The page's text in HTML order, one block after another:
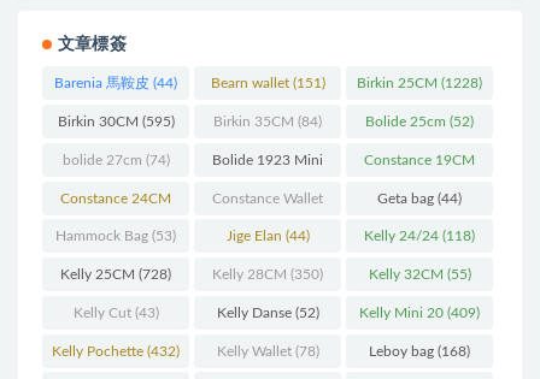
文章標簽
Barenia 馬鞍皮 (44) Bearn wallet(151) Birkin 25CM (1228)
Birkin 30CM (595) Birkin 35CM (84) Bolide 25cm (52)
bolide 27cm (74) Bolide 1923 Mini
(93)
Constance 19CM
(571)
Constance 24CM
(216)
Constance Wallet
(60)
Geta bag (44)
Hammock Bag (53) Jige Elan (44) Kelly 24/24 (118)
Kelly 25CM (728) Kelly 28CM (350) Kelly 32CM (55)
Kelly Cut(43) Kelly Danse(52) Kelly Mini 20 (409)
Kelly Pochette (432) Kelly Wallet(78) Leboy bag (168)